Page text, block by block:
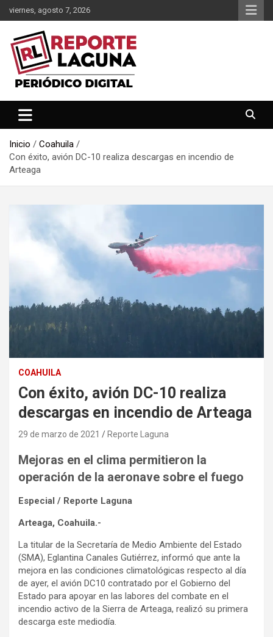
Saltar
al
contenido
viernes, agosto 7, 2026
Reporte Laguna
Inicio
Coahuila
Con éxito, avión DC-10 realiza descargas en incendio de
Arteaga
COAHUILA
Con éxito, avión DC-10 realiza
descargas en incendio de Arteaga
29 de marzo de 2021 Reporte Laguna
Mejoras en el clima permitieron la
operación de la aeronave sobre el fuego
Especial / Reporte Laguna
Arteaga, Coahuila.-
La titular de la Secretaría de Medio Ambiente del Estado
(SMA), Eglantina Canales Gutiérrez, informó que ante la
mejora en las condiciones climatológicas respecto al día
de ayer, el avión DC10 contratado por el Gobierno del
Estado para apoyar en las labores del combate en el
incendio activo de la Sierra de Arteaga, realizó su primera
descarga este mediodía.